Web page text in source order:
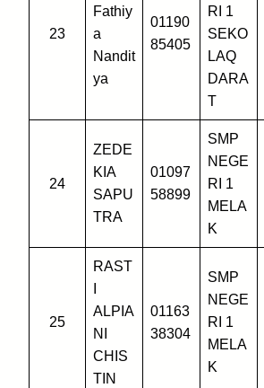
23
Fathiy
a
Nandit
ya
01190
85405
RI 1
SEKO
LAQ
DARA
T
24
ZEDE
KIA
SAPU
TRA
01097
58899
SMP
NEGE
RI 1
MELA
K
25
RAST
ALPIA
NI
CHIS
TIN
01163
38304
SMP
NEGE
RI 1
MELA
K